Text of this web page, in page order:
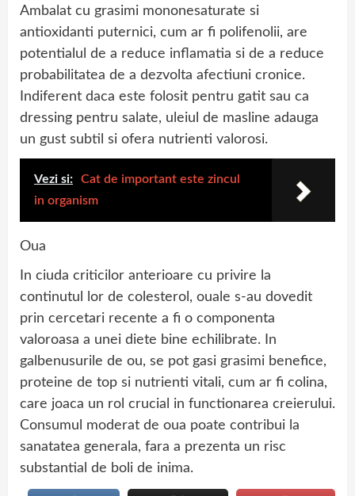
Ambalat cu grasimi mononesaturate si
antioxidanti puternici, cum ar fi polifenolii, are
potentialul de a reduce inflamatia si de a reduce
probabilitatea de a dezvolta afectiuni cronice.
Indiferent daca este folosit pentru gatit sau ca
dressing pentru salate, uleiul de masline adauga
un gust subtil si ofera nutrienti valorosi.
Vezi si:
Cat de important este zincul
in organism
Oua
In ciuda criticilor anterioare cu privire la
continutul lor de colesterol, ouale s-au dovedit
prin cercetari recente a fi o componenta
valoroasa a unei diete bine echilibrate. In
galbenusurile de ou, se pot gasi grasimi benefice,
proteine de top si nutrienti vitali, cum ar fi colina,
care joaca un rol crucial in functionarea creierului.
Consumul moderat de oua poate contribui la
sanatatea generala, fara a prezenta un risc
substantial de boli de inima.